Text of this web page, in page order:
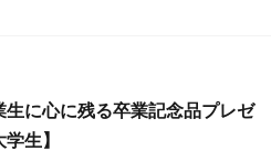
生に心に残る卒業記念品プレゼ
生】